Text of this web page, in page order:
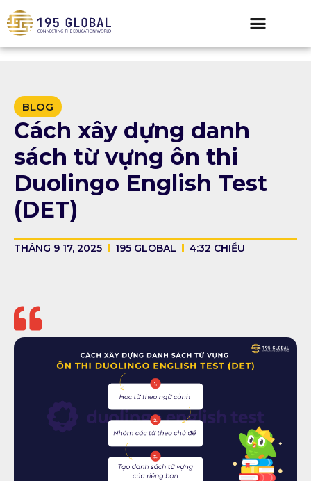
BLOG
Cách xây dựng danh
sách từ vựng ôn thi
Duolingo English Test
(DET)
THÁNG 9 17, 2025 195 GLOBAL 4:32 CHIỀU